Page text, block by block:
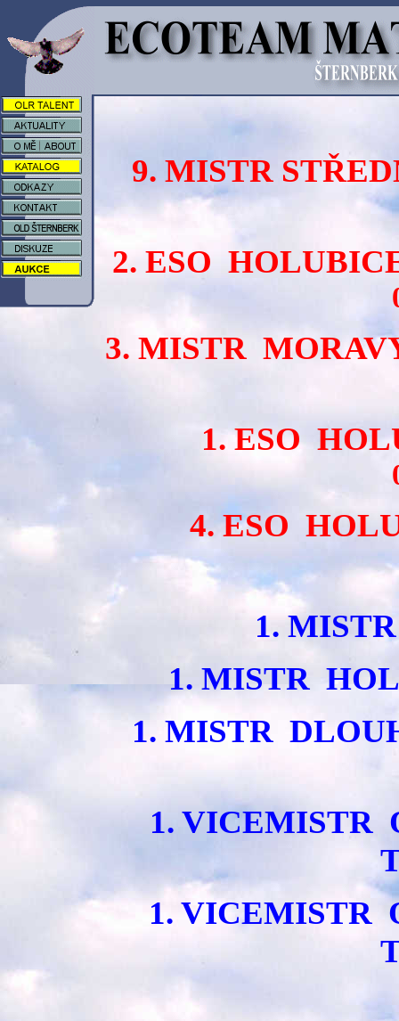
9. MISTR
2. ESO
3. MISTR
1. ESO
4. ESO
1.
1. MISTR
1. MISTR
1.
1. VICEMISTR